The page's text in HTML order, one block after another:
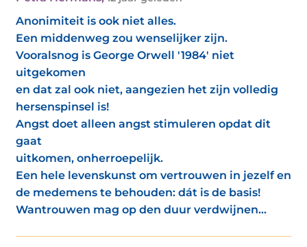
Anonimiteit is ook niet alles.
Een middenweg zou wenselijker zijn.
Vooralsnog is George Orwell '1984' niet
uitgekomen
en dat zal ook niet, aangezien het zijn volledig
hersenspinsel is!
Angst doet alleen angst stimuleren opdat dit
gaat
uitkomen, onherroepelijk.
Een hele levenskunst om vertrouwen in jezelf en
de medemens te behouden: dát is de basis!
Wantrouwen mag op den duur verdwijnen...